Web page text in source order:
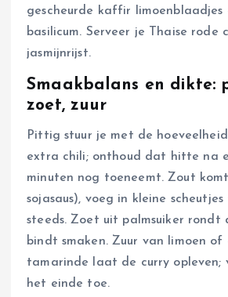
gescheurde kaffir limoenblaadjes
basilicum. Serveer je Thaise rode
jasmijnrijst.
Smaakbalans en dikte:
zoet, zuur
Pittig stuur je met de
extra chili; onthoud dat hitte na
minuten nog toeneemt. Zout
sojasaus), voeg in kleine
steeds. Zoet uit palmsuiker rondt
bindt smaken. Zuur van limoen of
tamarinde laat de curry opleven;
het einde toe.